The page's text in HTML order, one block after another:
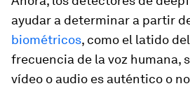
ayudar a determinar a partir
biométricos, como el latido
frecuencia de la voz humana,
vídeo o audio es auténtico o